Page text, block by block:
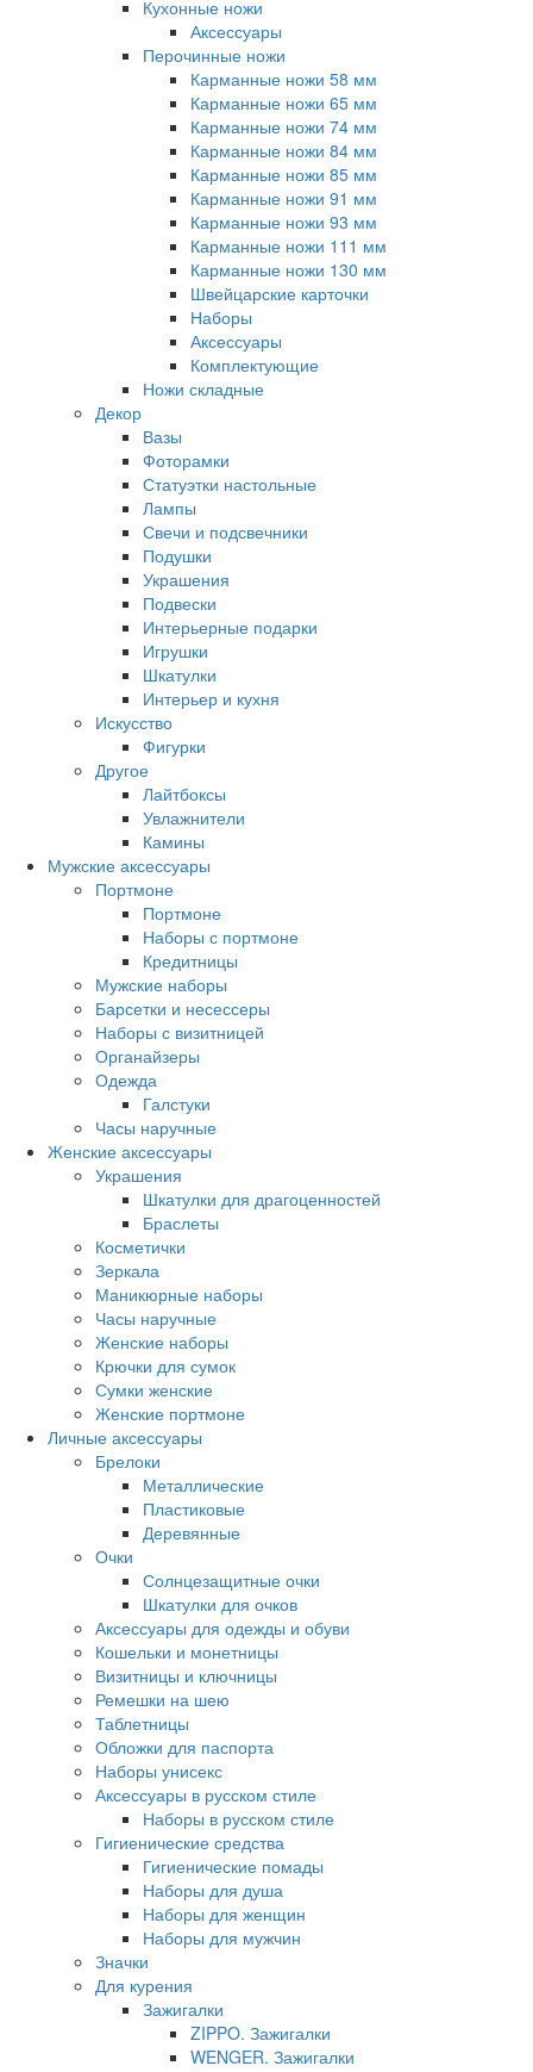
Кухонные ножи
Аксессуары
Перочинные ножи
Карманные ножи 58 мм
Карманные ножи 65 мм
Карманные ножи 74 мм
Карманные ножи 84 мм
Карманные ножи 85 мм
Карманные ножи 91 мм
Карманные ножи 93 мм
Карманные ножи 111 мм
Карманные ножи 130 мм
Швейцарские карточки
Наборы
Аксессуары
Комплектующие
Ножи складные
Декор
Вазы
Фоторамки
Статуэтки настольные
Лампы
Свечи и подсвечники
Подушки
Украшения
Подвески
Интерьерные подарки
Игрушки
Шкатулки
Интерьер и кухня
Искусство
Фигурки
Другое
Лайтбоксы
Увлажнители
Камины
Мужские аксессуары
Портмоне
Портмоне
Наборы с портмоне
Кредитницы
Мужские наборы
Барсетки и несессеры
Наборы с визитницей
Органайзеры
Одежда
Галстуки
Часы наручные
Женские аксессуары
Украшения
Шкатулки для драгоценностей
Браслеты
Косметички
Зеркала
Маникюрные наборы
Часы наручные
Женские наборы
Крючки для сумок
Сумки женские
Женские портмоне
Личные аксессуары
Брелоки
Металлические
Пластиковые
Деревянные
Очки
Солнцезащитные очки
Шкатулки для очков
Аксессуары для одежды и обуви
Кошельки и монетницы
Визитницы и ключницы
Ремешки на шею
Таблетницы
Обложки для паспорта
Наборы унисекс
Аксессуары в русском стиле
Наборы в русском стиле
Гигиенические средства
Гигиенические помады
Наборы для душа
Наборы для женщин
Наборы для мужчин
Значки
Для курения
Зажигалки
ZIPPO. Зажигалки
WENGER. Зажигалки